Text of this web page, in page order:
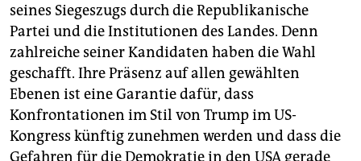
seines Siegeszugs durch die Republikanische
Partei und die Institutionen des Landes. Denn
zahlreiche seiner Kandidaten haben die Wahl
geschafft. Ihre Präsenz auf allen gewählten
Ebenen ist eine Garantie dafür, dass
Konfrontationen im Stil von Trump im US-
Kongress künftig zunehmen werden und dass die
Gefahren für die Demokratie in den USA gerade